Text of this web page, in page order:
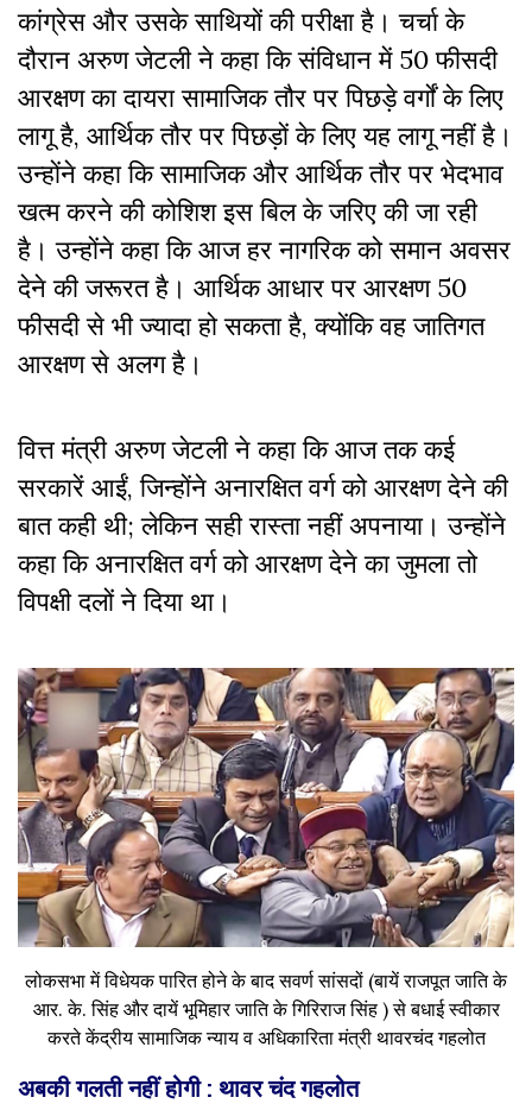
कांग्रेस और उसके साथियों की परीक्षा है। चर्चा के
दौरान अरुण जेटली ने कहा कि संविधान में 50 फीसदी
आरक्षण का दायरा सामाजिक तौर पर पिछड़े वर्गों के लिए
लागू है, आर्थिक तौर पर पिछड़ों के लिए यह लागू नहीं है।
उन्होंने कहा कि सामाजिक और आर्थिक तौर पर भेदभाव
खत्म करने की कोशिश इस बिल के जरिए की जा रही
है। उन्होंने कहा कि आज हर नागरिक को समान अवसर
देने की जरूरत है। आर्थिक आधार पर आरक्षण 50
फीसदी से भी ज्यादा हो सकता है, क्योंकि वह जातिगत
आरक्षण से अलग है।
वित्त मंत्री अरुण जेटली ने कहा कि आज तक कई
सरकारें आईं, जिन्होंने अनारक्षित वर्ग को आरक्षण देने की
बात कही थी; लेकिन सही रास्ता नहीं अपनाया। उन्होंने
कहा कि अनारक्षित वर्ग को आरक्षण देने का जुमला तो
विपक्षी दलों ने दिया था।
लोकसभा में विधेयक पारित होने के बाद सवर्ण सांसदों (बायें राजपूत जाति के
आर. के. सिंह और दायें भूमिहार जाति के गिरिराज सिंह ) से बधाई स्वीकार
करते केंद्रीय सामाजिक न्याय व अधिकारिता मंत्री थावरचंद गहलोत
अबकी गलती नहीं होगी : थावर चंद गहलोत